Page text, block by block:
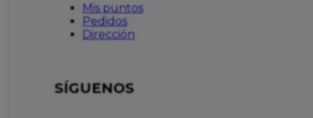
Mis puntos
Pedidos
Dirección
SÍGUENOS